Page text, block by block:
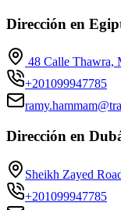
Dirección en
48 Calle Thawra,
+201099947785
Dirección en
Sheikh Zayed
+201099947785